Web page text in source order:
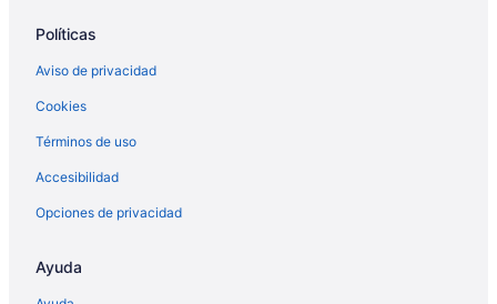
Hoteles con alberca en Forest City
Hoteles de La Quinta Inn & Suites en Forest City
Hoteles en Forest City
Moteles en Forest City
Spm Resorts en Gotha
Hoteles con gimnasio en Maitland
Villas en Maitland
Políticas
Aviso de privacidad
Cookies
Términos de uso
Accesibilidad
Opciones de privacidad
Ayuda